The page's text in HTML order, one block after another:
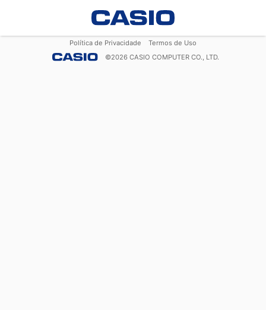
Política de Privacidade
Termos de Uso
©2026 CASIO COMPUTER CO., LTD.